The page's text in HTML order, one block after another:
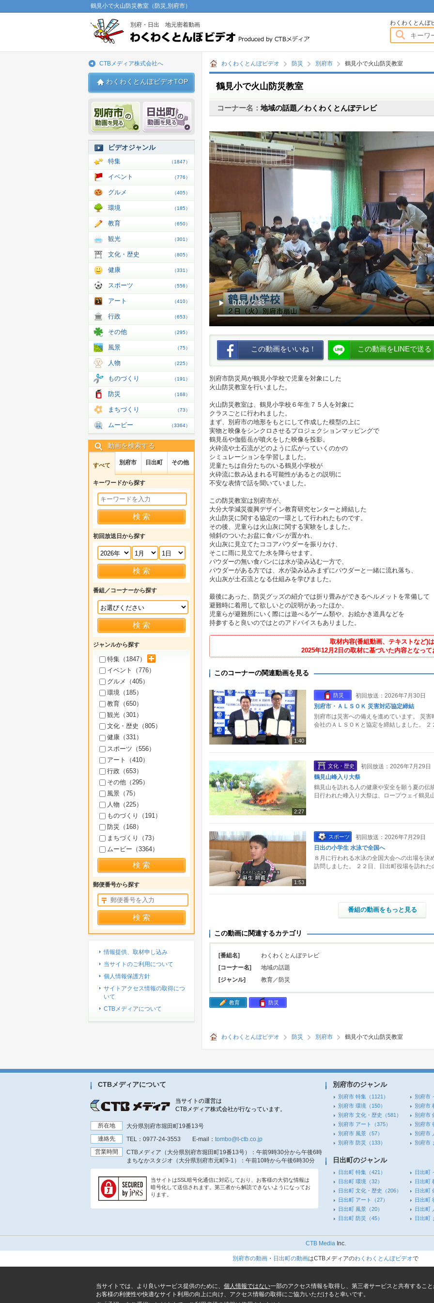
鶴見小で火山防災教室（防災,別府市）
別府・日出 地元密着動画 わくわくとんぼビデオわくわくとんぼ
わくわくとんぼビデオ 防災 別府市 鶴見小で火山防災教室
鶴見小で火山防災教室
コーナー名：地域の話題／わくわくとんぼテレビ
この動画をいいね！ この動画をLINEで送る
別府市防災局が鶴見小学校で児童を対象にした
火山防災教室を行いました。
火山防災教室は、鶴見小学校６年生７５人を対象に
クラスごとに行われました。
まず、別府市の地形をもとにして作成した模型の上に
実物と映像をシンクロさせるプロジェクションマッピングで
鶴見岳や伽藍岳が噴火をした映像を投影。
火砕流や土石流がどのように広がっていくのかの
シミュレーションを学習しました。
児童たちは自分たちのいる鶴見小学校が
火砕流に飲み込まれる可能性があるとの説明に
不安な表情で話を聞いていました。
この防災教室は別府市が、
大分大学減災復興デザイン教育研究センターと締結した
火山防災に関する協定の一環として行われたものです。
その後、児童らは火山灰に関する実験をしました。
傾斜のついたお盆に食パンが置かれ、
火山灰に見立てたココアパウダーを振りかけ、
そこに雨に見立てた水を降らせます。
パウダーの無い食パンには水が染み込む一方で、
パウダーがある方では、水が染み込みまずにパウダーと一緒に流れ落ち、
火山灰が土石流となる仕組みを学びました。
最後にあった、防災グッズの紹介では折り畳みができるヘルメットを常備して
避難時に着用して欲しいとの説明があったほか、
児童らが避難所にいく際には遊べるゲーム類や、お絵かき道具などを
持参すると良いのではとのアドバイスもありました。
取材内容(番組動画、テキストなど)は
2025年12月2日の取材に基づいた内容となって
このコーナーの関連動画を見る
1:40
防災
初回放送：2026年7月30日
別府市・ＡＬＳＯＫ 災害対応協定締結
別府市は災害への備えを進めています。 災
会社のＡＬＳＯＫと協定を締結しました。
2:27
文化・歴史
初回放送：2026年7月29日
鶴見山峰入り大祭
鶴見山を訪れる人の健康や安全を願う夏の伝
日行われた峰入り大祭は、ロープウェイ鶴
1:53
スポーツ
初回放送：2026年7月29日
日出の小学生 水泳で全国へ
８月に行われる水泳の全国大会への出場を
訪問しました。 ２２日、日出町役場を訪れ
番組の動画をもっと見る
この動画に関連するカテゴリ
[番組名]
わくわくとんぼテレビ
[コーナー名]
地域の話題
[ジャンル]
教育／防災
教育 防災
わくわくとんぼビデオ 防災 別府市 鶴見小で火山防災教室
CTBメディア株式会社へ
わくわくとんぼビデオTOP
別府市 動画 日出 動画
ビデオジャンル
特集 （1847）
イベント （776）
グルメ （405）
環境 （185）
教育 （650）
観光 （301）
文化・歴史 （805）
健康 （331）
スポーツ （556）
アート （410）
行政 （653）
その他 （295）
風景 （75）
人物 （225）
ものづくり （191）
防災 （168）
まちづくり （73）
ムービー （3364）
動画を検索する
すべて 別府市 日出町 その他
キーワードから探す
初回放送日から探す
番組／コーナーから探す
ジャンルから探す
特集（ 1847）
イベント（776）
グルメ（405）
環境（ 185）
教育（650）
観光（301）
文化・歴史（805）
健康（331）
スポーツ（556）
アート（410）
行政（653）
その他（ 295）
風景（75）
人物（ 225）
ものづくり（ 191 ）
防災（ 168）
まちづくり（73）
ムービー（3364）
郵便番号から探す
情報提供、取材申し込み
当サイトのご利用について
個人情報保護方針
サイトアクセス情報の取得につ
いて
CTBメディアについて
CTBメディアについて
当サイトの運営は
CTBメディア株式会社が行なっています。
所在地
大分県別府市堀田町19番13号
連絡先
TEL： 0977-24-3553 E-mail： tombo@t-ctb.co.jp
営業時間
CTBメディア（大分県別府市堀田町19番13号）
：午前9時30分から午後6時
まちなかスタジオ（大分県別府市元町9-1）
：午前10時から午後6時30分
当サイトはSSL暗号化通信に対応しており、お客様の大切な情報は
暗号化して送信されます。第三者から解読できないようになってお
ります。
別府市のジャンル
別府市 特集 （1121） 別府市
別府市 環境 （150） 別府市
別府市 文化・歴史 （581） 別府市
別府市 アート
（375） 別府市
別府市 風景 （57） 別府市
別府市 防災
（133） 別府市
日出町のジャンル
日出町 特集 （421） 日出町
日出町 環境 （32） 日出町
日出町 文化・歴史 （206） 日出町
日出町 アート
（27） 日出町
日出町 風景 （20） 日出町
日出町 防災
（45） 日出町
CTB MediaInc.
別府市の動画 ・ 日出町の動画はCTBメディアのわくわくとんぼビデオで
当サイトでは、より良いサービス提供のために、 個人情報ではない一部のアクセス情報を取得し、第三者サービスと共有すること
お客様の利便性や快適なサイト利用の向上に向け、アクセス情報の取得にご協力いただけると幸いです。